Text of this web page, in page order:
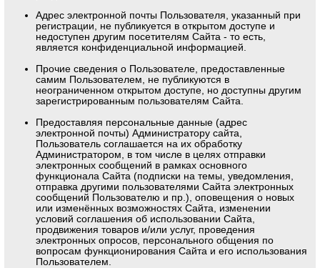
Адрес электронной почты Пользователя, указанный при
регистрации, не публикуется в открытом доступе и
недоступен другим посетителям Сайта - то есть,
является конфиденциальной информацией.
Прочие сведения о Пользователе, предоставленные
самим Пользователем, не публикуются в
неограниченном открытом доступе, но доступны другим
зарегистрированным пользователям Сайта.
Предоставляя персональные данные (адрес
электронной почты) Администратору сайта,
Пользователь соглашается на их обработку
Администратором, в том числе в целях отправки
электронных сообщений в рамках основного
функционала Сайта (подписки на темы, уведомления,
отправка другими пользователями Сайта электронных
сообщений Пользователю и пр.), оповещения о новых
или изменённых возможностях Сайта, изменении
условий соглашения об использовании Сайта,
продвижения товаров и/или услуг, проведения
электронных опросов, персонального общения по
вопросам функционирования Сайта и его использования
Пользователем.